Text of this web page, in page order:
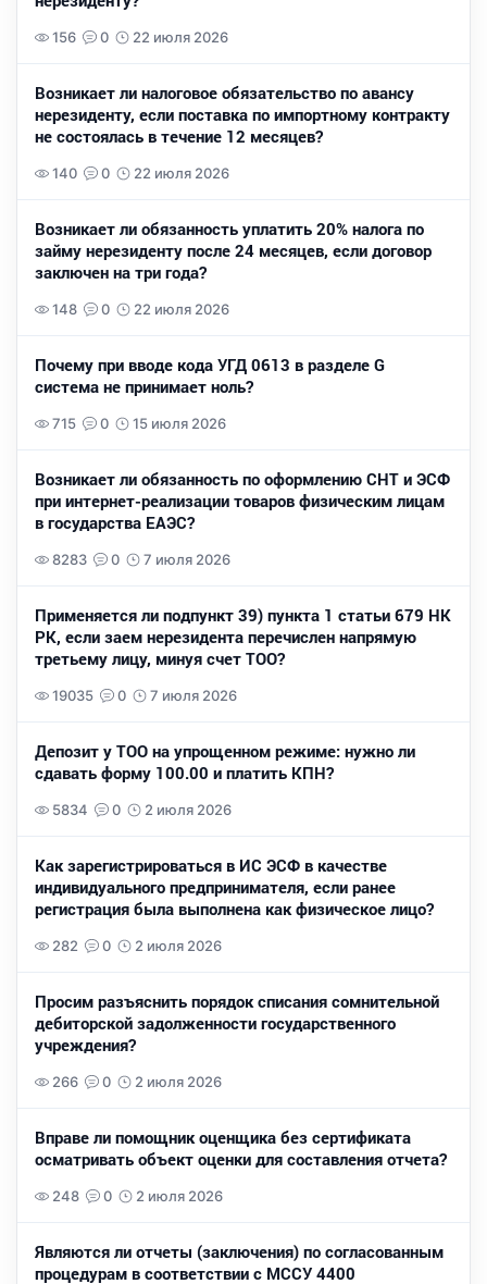
156 0 22 июля 2026
Возникает ли налоговое обязательство по авансу
нерезиденту, если поставка по импортному контракту
не состоялась в течение 12 месяцев?
140 0 22 июля 2026
Возникает ли обязанность уплатить 20% налога по
займу нерезиденту после 24 месяцев, если договор
заключен на три года?
148 0 22 июля 2026
Почему при вводе кода УГД 0613 в разделе G
система не принимает ноль?
715 0 15 июля 2026
Возникает ли обязанность по оформлению СНТ и ЭСФ
при интернет-реализации товаров физическим лицам
в государства ЕАЭС?
8283 0 7 июля 2026
Применяется ли подпункт 39) пункта 1 статьи 679 НК
РК, если заем нерезидента перечислен напрямую
третьему лицу, минуя счет ТОО?
19035 0 7 июля 2026
Депозит у ТОО на упрощенном режиме: нужно ли
сдавать форму 100.00 и платить КПН?
5834 0 2 июля 2026
Как зарегистрироваться в ИС ЭСФ в качестве
индивидуального предпринимателя, если ранее
регистрация была выполнена как физическое лицо?
282 0 2 июля 2026
Просим разъяснить порядок списания сомнительной
дебиторской задолженности государственного
учреждения?
266 0 2 июля 2026
Вправе ли помощник оценщика без сертификата
осматривать объект оценки для составления отчета?
248 0 2 июля 2026
Являются ли отчеты (заключения) по согласованным
процедурам в соответствии с МССУ 4400